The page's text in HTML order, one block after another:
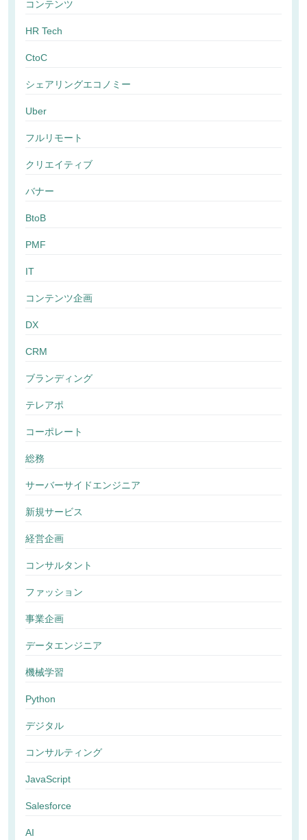
コンテンツ
HR Tech
CtoC
シェアリングエコノミー
Uber
フルリモート
クリエイティブ
バナー
BtoB
PMF
IT
コンテンツ企画
DX
CRM
ブランディング
テレアポ
コーポレート
総務
サーバーサイドエンジニア
新規サービス
経営企画
コンサルタント
ファッション
事業企画
データエンジニア
機械学習
Python
デジタル
コンサルティング
JavaScript
Salesforce
AI